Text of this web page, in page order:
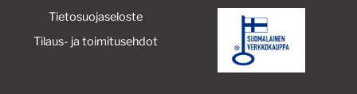
Tietosuojaseloste
Tilaus- ja toimitusehdot